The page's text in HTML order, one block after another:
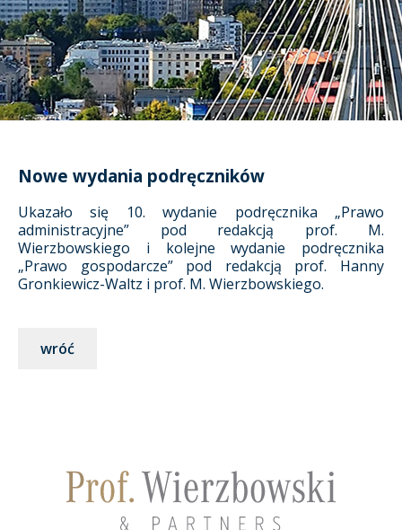
Nowe wydania podręczników
Ukazało się 10. wydanie podręcznika „Prawo
administracyjne” pod redakcją prof. M.
Wierzbowskiego i kolejne wydanie podręcznika
„Prawo gospodarcze” pod redakcją prof. Hanny
Gronkiewicz-Waltz i prof. M. Wierzbowskiego.
wróć